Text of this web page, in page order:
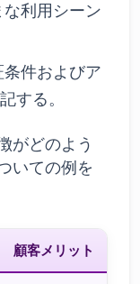
利用シーン
件およびア
する。
がどのよう
いての例を
顧客メリット